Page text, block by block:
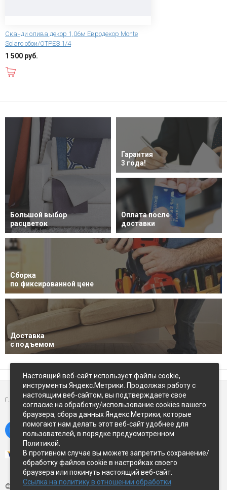
Сканди олива декор 1,06м Евродекор Monte
Solaro обои/ОТРЕЗ 1/4
1 500 руб.
Большой выбор
расцветок
Гарантия
3 года!
Оплата после
доставки
Сборка
по фиксированной цене
Доставка
с подъемом
г. Петропавловск-Камчатский,ул Восточное-шоссе, д.5
© Экспострой, 2026 г.
Настоящий веб-сайт использует файлы cookie,
инструменты Яндекс.Метрики. Продолжая работу с
настоящим веб-сайтом, вы подтверждаете свое
согласие на обработку/использование cookies вашего
браузера, сбора данных Яндекс.Метрики, которые
помогают нам делать этот веб-сайт удобнее для
пользователей, в порядке предусмотренном
Политикой.
В противном случае вы можете запретить сохранение/
обработку файлов cookie в настройках своего
браузера или покинуть настоящий веб-сайт.
Ссылка на политику в отношении обработки